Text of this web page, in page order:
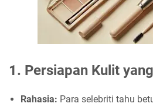
1. Persiapan Kulit
Rahasia: Para selebriti tahu